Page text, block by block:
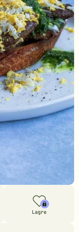
Lagre